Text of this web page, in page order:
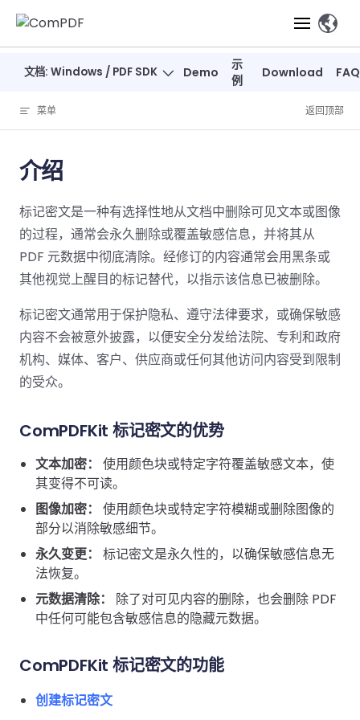
Skip to content
产品
ComPDF
SDK
验
Web
Web
SDK
服务器端
Java
.NET
SDK
SDK
PHP
SDK
Python
SDK
桌面端
Windows
SDK
Mac SDK
移动端
SDK
iOS SDK
Native
ComPDF
体验
Open
API
私有化
部署
MCP
ComPDF
概览
智能全
解析
智能文
抽取
AI
必备功能
PDF
查看
器
释
文档
编辑
编辑
签名
文档生
成
表单
安全
标记密文
PDF/A,
PDF/X,
PDF/E,
转
换
测量
压缩
PDF
智能全文
析
智能文档
AI
完整功能清单
解决方案
智能文档处理
概览
智能全文解
析
智能文档抽
取
AI
DocSlight
行业
解决
方案
建
筑
航
制
造
融
教
育
印
刷
疗
Web 应用
中小企业支
为初创公司和团队提供可负担且合理的价
在线工具
开发者
ComPDF
SDK 指南
Web
南
服务器端
Java
指南
.NET 指
C 指南
C++ 指
桌面端
指南
Mac 指南
Android
指南
Flutter 指
南
ComPDF
Cloud 指
南
私有化部
AI 指南
署
定价
联系销售
文档: Windows / PDF SDK Demo
示
例
Download FAQ
、
菜单 返回顶部
介绍
标记密文是一种有选择性地从文档中删除可见文本或图像
的过程，通常会永久删除或覆盖敏感信息，并将其从
PDF 元数据中彻底清除。经修订的内容通常会用黑条或
其他视觉上醒目的标记替代，以指示该信息已被删除。
标记密文通常用于保护隐私、遵守法律要求，或确保敏感
内容不会被意外披露，以便安全分发给法院、专利和政府
机构、媒体、客户、供应商或任何其他访问内容受到限制
的受众。
ComPDFKit 标记密文的优势
文本加密：
使用颜色块或特定字符覆盖敏感文本，使
其变得不可读。
图像加密：
使用颜色块或特定字符模糊或删除图像的
部分以消除敏感细节。
永久变更：
标记密文是永久性的，以确保敏感信息无
法恢复。
元数据清除：
除了对可见内容的删除，也会删除 PDF
中任何可能包含敏感信息的隐藏元数据。
ComPDFKit 标记密文的功能
创建标记密文